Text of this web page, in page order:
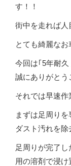
す！！
街中を走れば人
とても綺麗なお
今回は｢5年耐
誠にありがとう
それでは早速作
まずは足周り
ダスト汚れを除
足周りが完了
用の溶剤で浸